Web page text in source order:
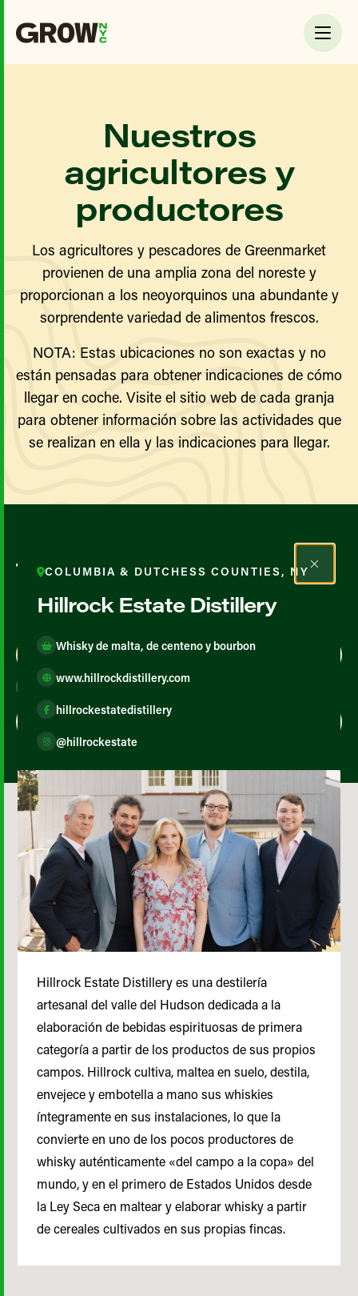
Nuestros
agricultores y
productores
Los agricultores y pescadores de Greenmarket
provienen de una amplia zona del noreste y
proporcionan a los neoyorquinos una abundante y
sorprendente variedad de alimentos frescos.
NOTA: Estas ubicaciones no son exactas y no
están pensadas para obtener indicaciones de cómo
llegar en coche. Visite el sitio web de cada granja
para obtener información sobre las actividades que
se realizan en ella y las indicaciones para llegar.
Todos los agricultores y
productores
Map View List View
COLUMBIA & DUTCHESS COUNTIES, NY
Hillrock Estate Distillery
Whisky de malta, de centeno y bourbon
www.hillrockdistillery.com
hillrockestatedistillery
@hillrockestate
Hillrock Estate Distillery es una destilería
artesanal del valle del Hudson dedicada a la
elaboración de bebidas espirituosas de primera
categoría a partir de los productos de sus propios
campos. Hillrock cultiva, maltea en suelo, destila,
envejece y embotella a mano sus whiskies
íntegramente en sus instalaciones, lo que la
convierte en uno de los pocos productores de
whisky auténticamente «del campo a la copa» del
mundo, y en el primero de Estados Unidos desde
la Ley Seca en maltear y elaborar whisky a partir
de cereales cultivados en sus propias fincas.